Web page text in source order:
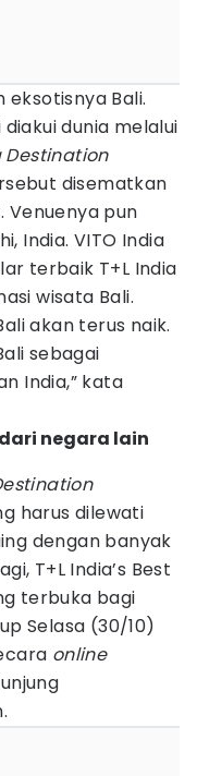
Bali.
dunia melalui
Destination
disematkan
Venuenya pun
India. VITO India
terbaik T+L India
wisata Bali.
akan terus naik.
sebagai
India,” kata
negara lain
harus dilewati
dengan banyak
T+L India’s Best
terbuka bagi
Selasa (30/10)
online